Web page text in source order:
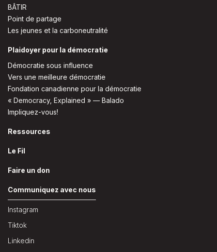
BÂTIR
Point de partage
Les jeunes et la carboneutralité
Plaidoyer pour la démocratie
Démocratie sous influence
Vers une meilleure démocratie
Fondation canadienne pour la démocratie
« Democracy, Explained » — Balado
Impliquez-vous!
Ressources
Le Fil
Faire un don
Communiquez avec nous
Instagram
Tiktok
Linkedin